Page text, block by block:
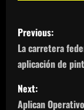
P
o
s
t
Previous:
La carretera
aplicación de
Next:
Aplican